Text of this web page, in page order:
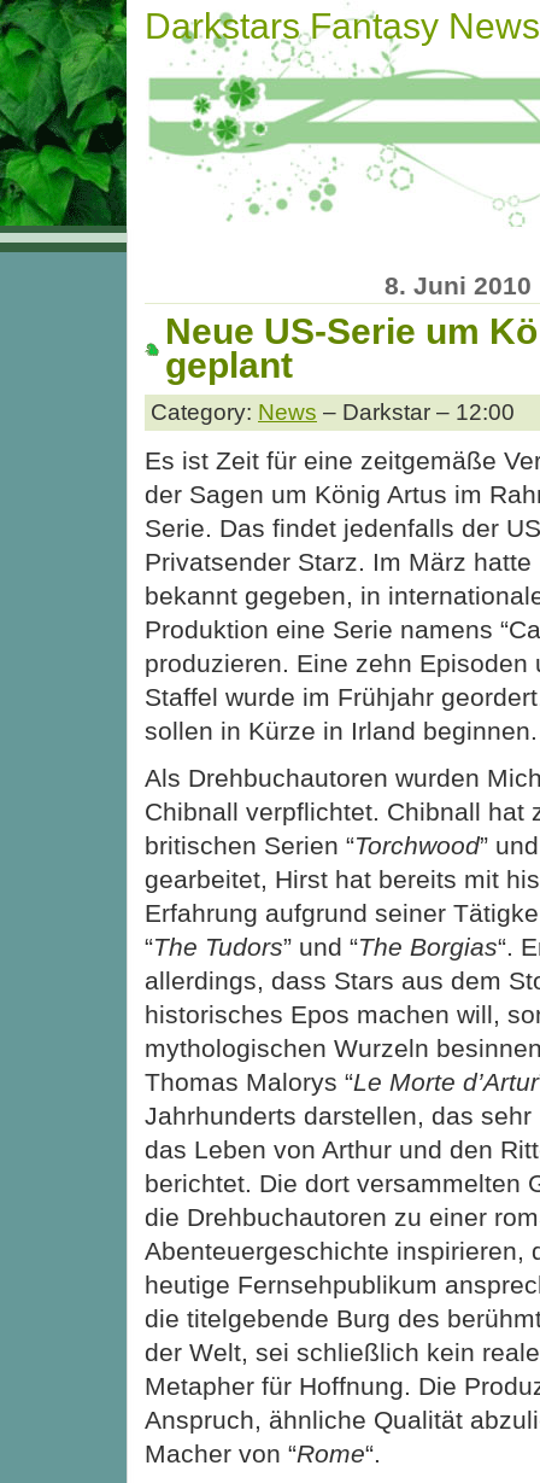
Darkstars Fantasy News
8. Juni 2010
Neue US-Serie um
geplant
Category: News – Darkstar – 12:00
Es ist Zeit für eine zeitgemäße
der Sagen um König Artus im
Serie. Das findet jedenfalls der
Privatsender Starz. Im März hatte
bekannt gegeben, in
Produktion eine Serie namens
produzieren. Eine zehn Episoden
Staffel wurde im Frühjahr
sollen in Kürze in Irland beginnen.
Als Drehbuchautoren wurden
Chibnall verpflichtet. Chibnall hat
britischen Serien “Torchwood”
gearbeitet, Hirst hat bereits mit
Erfahrung aufgrund seiner
“The Tudors” und “The Borgias“.
allerdings, dass Stars aus dem
historisches Epos machen will,
mythologischen Wurzeln
Thomas Malorys “Le Morte d’Artur
Jahrhunderts darstellen, das
das Leben von Arthur und den
berichtet. Die dort versammelten
die Drehbuchautoren zu einer
Abenteuergeschichte inspirieren,
heutige Fernsehpublikum
die titelgebende Burg des
der Welt, sei schließlich kein
Metapher für Hoffnung. Die
Anspruch, ähnliche Qualität
Macher von “Rome“.